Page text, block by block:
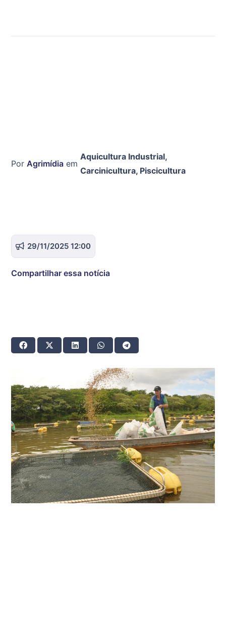
Por Agrimídia em
Aquicultura Industrial,
Carcinicultura, Piscicultura
29/11/2025 12:00
Compartilhar essa notícia